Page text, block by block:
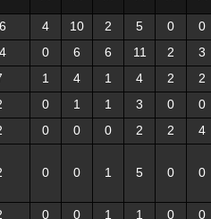
4 10 2 5 0
0
0 6 6 11 2
3
1 4 1 4 2
2
0 1 1 3 0
0
0 0 0 2 2 4
0 0 1 5 0 0
0 0 1 1 0
0